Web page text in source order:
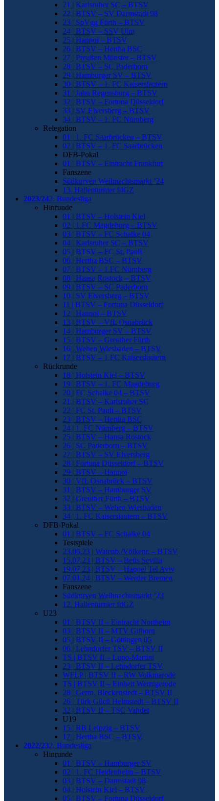
21 | Karlsruher SC – BTSV
22 | BTSV – SV Darmstadt 98
23 | SpVgg Fürth – BTSV
24 | BTSV – SSV Ulm
25 | Hannoi – BTSV
26 | BTSV – Hertha BSC
27 | Preußen Münster – BTSV
28 | BTSV – SC Paderborn
29 | Hamburger SV – BTSV
30 | BTSV – 1. FC Kaiserslautern
31 | Jahn Regensburg – BTSV
32 | BTSV – Fortuna Düsseldorf
33 | SV Elversberg – BTSV
34 | BTSV – 1. FC Nürnberg
Relegation
01 | 1. FC Saarbrücken – BTSV
02 | BTSV – 1. FC Saarbrücken
DFB-Pokal
01 | BTSV – Eintracht Frankfurt
Fanszene
Südkurven Weihnachtsmarkt ’24
13. Hallenturnier fdGZ
2023/242. Bundesliga
Hinrunde
01 | BTSV – Holstein Kiel
02 | 1.FC Magdeburg – BTSV
03 | BTSV – FC Schalke 04
04 | Karlsruher SC – BTSV
05 | BTSV – FC St. Pauli
06 | Hertha BSC – BTSV
07 | BTSV – 1.FC Nürnberg
08 | Hansa Rostock – BTSV
09 | BTSV – SC Paderborn
10 | SV Elversberg – BTSV
11 | BTSV – Fortuna Düsseldorf
12 | Hannoi – BTSV
13 | BTSV – VfL Osnabrück
14 | Hamburger SV – BTSV
15 | BTSV – Greuther Fürth
16 | Wehen Wiesbaden – BTSV
17 | BTSV – 1.FC Kaiserslautern
Rückrunde
18 | Holstein Kiel – BTSV
19 | BTSV – 1. FC Magdeburg
20 | FC Schalke 04 – BTSV
21 | BTSV – Karlsruher SC
22 | FC St. Pauli – BTSV
23 | BTSV – Hertha BSC
24 | 1. FC Nürnberg – BTSV
25 | BTSV – Hansa Rostock
26 | SC Paderborn – BTSV
27 | BTSV – SV Elversberg
28 | Fortuna Düsseldorf – BTSV
29 | BTSV – Hannoi
30 | VfL Osnabrück – BTSV
31 | BTSV – Hamburger SV
32 | Greuther Fürth – BTSV
33 | BTSV – Wehen Wiesbaden
34 | 1. FC Kaiserslautern – BTSV
DFB-Pokal
01 | BTSV – FC Schalke 04
Testspiele
23.06.23 | Watenb./Völkenr. – BTSV
15.07.23 | BTSV – Betis Sevilla
19.07.23 | BTSV – Hapoel Tel Aviv
07.01.24 | BTSV – Werder Bremen
Fanszene
Südkurven Weihnachtsmarkt ’23
12. Hallenturnier fdGZ
U23
01 | BTSV II – Eintracht Northeim
03 | BTSV II – MTV Gifhorn
05 | BTSV II – Göttingen 05
06 | Lehndorfer TSV – BTSV II
TS | BTSV II – Lupo-Martini
23 | BTSV II – Lehndorfer TSV
WFLP | BTSV II – RW Volkmarode
TS | BTSV II – Einheit Wernigerode
28 | Germ. Bleckenstedt – BTSV II
26 | Türk Gücü Helmstedt – BTSV II
32 | BTSV II – TSC Vahdet
U19
15 | RB Leipzig – BTSV
17 | Hertha BSC – BTSV
2022/232. Bundesliga
Hinrunde
01 | BTSV – Hamburger SV
02 | 1. FC Heidenheim – BTSV
03 | BTSV – Darmstadt 98
04 | Holstein Kiel – BTSV
05 | BTSV – Fortuna Düsseldorf